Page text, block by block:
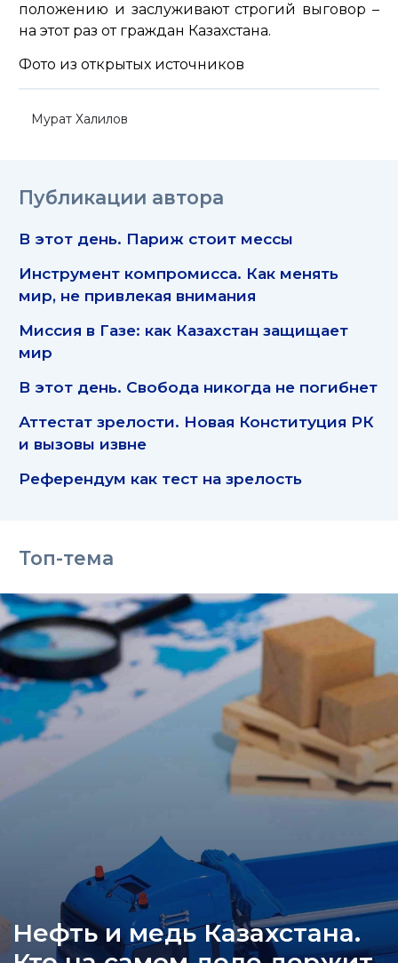
положению и заслуживают строгий выговор –
на этот раз от граждан Казахстана.
Фото из открытых источников
Мурат Халилов
Публикации автора
В этот день. Париж стоит мессы
Инструмент компромисса. Как менять
мир, не привлекая внимания
Миссия в Газе: как Казахстан защищает
мир
В этот день. Свобода никогда не погибнет
Аттестат зрелости. Новая Конституция РК
и вызовы извне
Референдум как тест на зрелость
Топ-тема
Нефть и медь Казахстана.